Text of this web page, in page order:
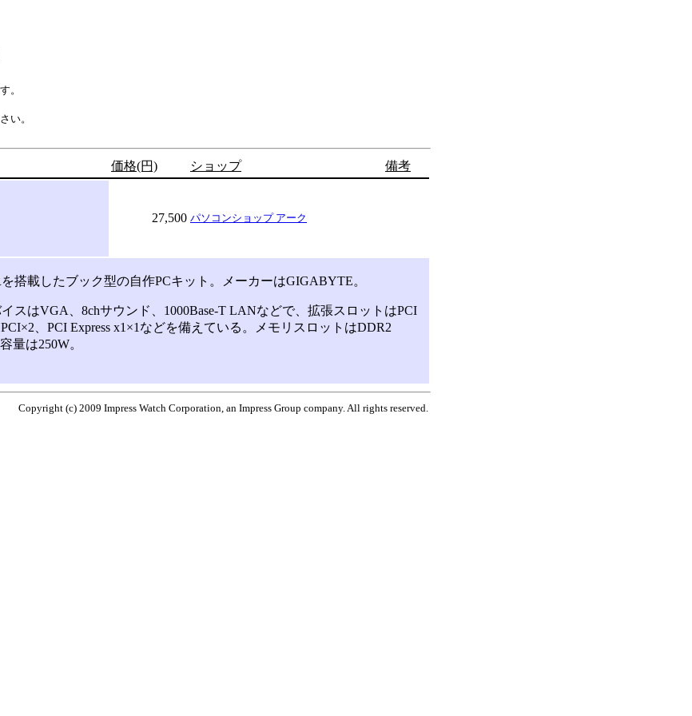
。
い。
価格(円) ショップ
備考
27,500 パソコンショップ アーク
搭載したブック型の自作PCキット。メーカーはGIGABYTE。
スはVGA、8chサウンド、1000Base-T LANなどで、拡張スロットはPCI
PCI×2、PCI Express x1×1などを備えている。メモリスロットはDDR2
量は250W。
Copyright (c) 2009 Impress Watch Corporation, an Impress Group company. All rights reserved.